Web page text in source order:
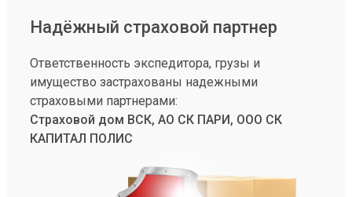
Надёжный страховой партнер
Ответственность экспедитора, грузы и
имущество застрахованы надежными
страховыми партнерами:
Страховой дом ВСК, АО СК ПАРИ, ООО СК
КАПИТАЛ ПОЛИС